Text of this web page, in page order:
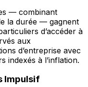
— combinant
la durée — gagnent
d’accéder à
aux
d’entreprise avec
indexés à l’inflation.
Impulsif